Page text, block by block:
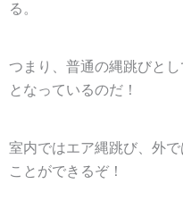
る。
つまり、普通の縄跳びと
となっているのだ！
室内ではエア縄跳び、外
ことができるぞ！